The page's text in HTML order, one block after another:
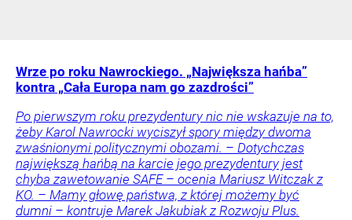
Wrze po roku Nawrockiego. „Największa hańba”
kontra „Cała Europa nam go zazdrości”
Po pierwszym roku prezydentury nic nie wskazuje na to,
żeby Karol Nawrocki wyciszył spory między dwoma
zwaśnionymi politycznymi obozami. – Dotychczas
największą hańbą na karcie jego prezydentury jest
chyba zawetowanie SAFE – ocenia Mariusz Witczak z
KO. – Mamy głowę państwa, z której możemy być
dumni – kontruje Marek Jakubiak z Rozwoju Plus.